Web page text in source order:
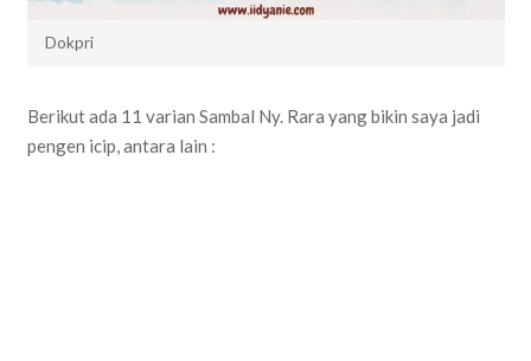
Dokpri
Berikut ada 11 varian Sambal Ny. Rara yang bikin saya jadi
pengen icip, antara lain :